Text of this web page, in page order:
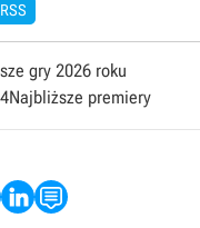
RSS
gry 2026 roku
Najbliższe premiery